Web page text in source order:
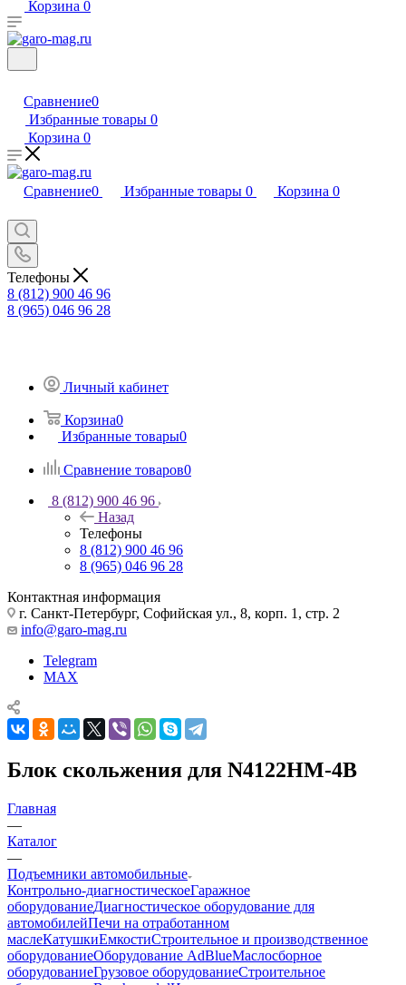
Корзина 0
Сравнение0
Избранные товары 0
Корзина 0
Сравнение0 Избранные товары 0 Корзина 0
Телефоны
8 (812) 900 46 96
8 (965) 046 96 28
Личный кабинет
Корзина0
Избранные товары0
Сравнение товаров0
8 (812) 900 46 96
Назад
Телефоны
8 (812) 900 46 96
8 (965) 046 96 28
Контактная информация
г. Санкт-Петербург, Софийская ул., 8, корп. 1, стр. 2
info@garo-mag.ru
Telegram
MAX
Блок скольжения для N4122HM-4B
Главная
—
Каталог
—
Подъемники автомобильные
Контрольно-диагностическоеГаражное
оборудованиеДиагностическое оборудование для
автомобилейПечи на отработанном
маслеКатушкиЕмкостиСтроительное и производственное
оборудованиеОборудование AdBlueМаслосборное
оборудованиеГрузовое оборудованиеСтроительное